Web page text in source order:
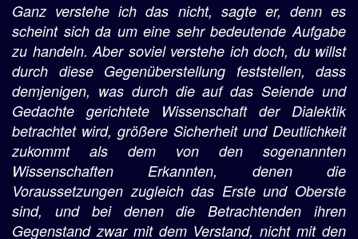
Ganz verstehe ich das nicht, sagte er, denn es
scheint sich da um eine sehr bedeutende Aufgabe
zu handeln. Aber soviel verstehe ich doch, du willst
durch diese Gegenüberstellung feststellen, dass
demjenigen, was durch die auf das Seiende und
Gedachte gerichtete Wissenschaft der Dialektik
betrachtet wird, größere Sicherheit und Deutlichkeit
zukommt als dem von den sogenannten
Wissenschaften Erkannten, denen die
Voraussetzungen zugleich das Erste und Oberste
sind, und bei denen die Betrachtenden ihren
Gegenstand zwar mit dem Verstand, nicht mit den